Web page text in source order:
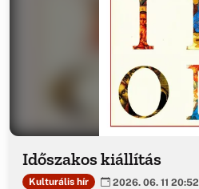
Időszakos kiállítás
Kulturális hír 2026. 06. 11 20:52